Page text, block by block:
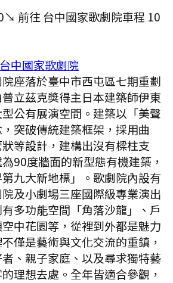
↘ 前往 台中國家歌劇院車程 10
台中國家歌劇院
座落於臺中市西屯區七期重劃
立茲克獎得主日本建築師伊東
公有展演空間。建築以「美聲
突破傳統建築框架，採用曲
等設計，建構出沒有樑柱支
90度牆面的新型態有機建築，
九大新地標」。歌劇院內設有
及小劇場三座國際級專業演出
多功能空間「角落沙龍」、戶
中花園等，從裡到外都是魅力
僅是藝術與文化交流的重鎮，
、親子家庭、以及尋求獨特藝
理想去處。全年皆適合參觀，